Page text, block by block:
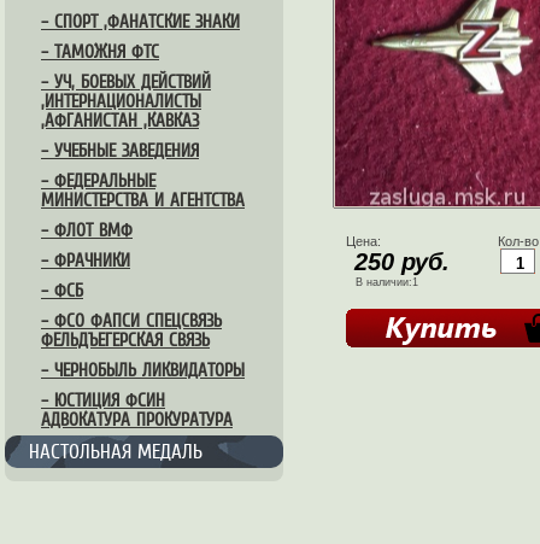
– СПОРТ ,ФАНАТСКИЕ ЗНАКИ
– ТАМОЖНЯ ФТС
– УЧ, БОЕВЫХ ДЕЙСТВИЙ
,ИНТЕРНАЦИОНАЛИСТЫ
,АФГАНИСТАН ,КАВКАЗ
– УЧЕБНЫЕ ЗАВЕДЕНИЯ
– ФЕДЕРАЛЬНЫЕ
МИНИСТЕРСТВА И АГЕНТСТВА
– ФЛОТ ВМФ
– ФРАЧНИКИ
– ФСБ
– ФСО ФАПСИ СПЕЦСВЯЗЬ
ФЕЛЬДЪЕГЕРСКАЯ СВЯЗЬ
– ЧЕРНОБЫЛЬ ЛИКВИДАТОРЫ
– ЮСТИЦИЯ ФСИН
АДВОКАТУРА ПРОКУРАТУРА
НАСТОЛЬНАЯ МЕДАЛЬ
Цена:
250 руб.
В наличии:1
Кол-